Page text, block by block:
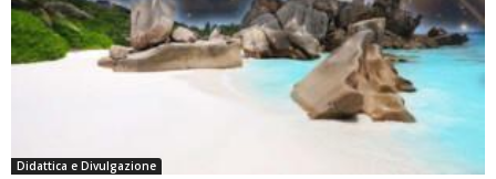
Didattica e Divulgazione